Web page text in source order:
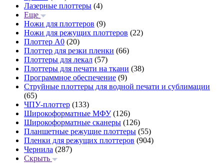
Лазерные плоттеры (4)
Еще
Ножи для плоттеров (9)
Ножи для режущих плоттеров (22)
Плоттер А0 (20)
Плоттер для резки пленки (66)
Плоттеры для лекал (57)
Плоттеры для печати на ткани (38)
Программное обеспечение (9)
Струйные плоттеры для водной печати и сублимации
(65)
ЧПУ-плоттер (133)
Широкоформатные МФУ(126)
Широкоформатные сканеры (126)
Планшетные режущие плоттеры (55)
Пленки для режущих плоттеров (904)
Чернила (287)
Скрыть